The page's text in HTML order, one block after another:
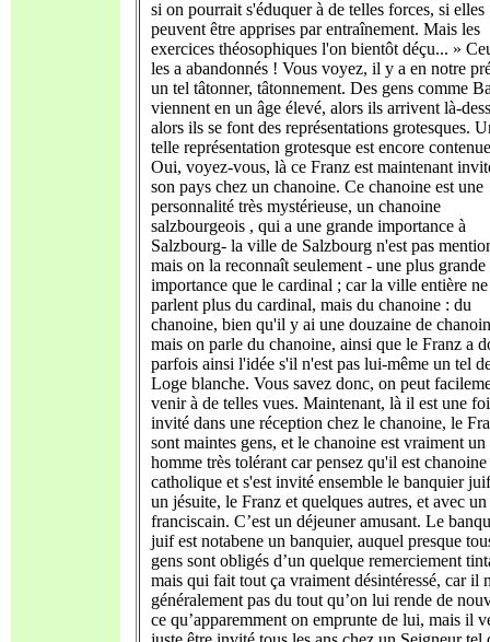
si on pourrait s'éduquer à de telles forces, si elles
peuvent être apprises par entraînement. Mais les
exercices théosophiques l'on bientôt déçu... »
les a abandonnés ! Vous voyez, il y a en notre
un tel tâtonner, tâtonnement. Des gens comme
viennent en un âge élevé, alors ils arrivent là-
alors ils se font des représentations grotesques.
telle représentation grotesque est encore
Oui, voyez-vous, là ce Franz est maintenant
son pays chez un chanoine. Ce chanoine est une
personnalité très mystérieuse, un chanoine
salzbourgeois , qui a une grande importance à
Salzbourg- la ville de Salzbourg n'est pas
mais on la reconnaît seulement - une plus grande
importance que le cardinal ; car la ville entière ne
parlent plus du cardinal, mais du chanoine : du
chanoine, bien qu'il y ai une douzaine de
mais on parle du chanoine, ainsi que le Franz a
parfois ainsi l'idée s'il n'est pas lui-même un tel
Loge blanche. Vous savez donc, on peut
venir à de telles vues. Maintenant, là il est une
invité dans une réception chez le chanoine, le
sont maintes gens, et le chanoine est vraiment un
homme très tolérant car pensez qu'il est chanoine
catholique et s'est invité ensemble le banquier
un jésuite, le Franz et quelques autres, et avec
franciscain. C’est un déjeuner amusant. Le
juif est notabene un banquier, auquel presque
gens sont obligés d’un quelque remerciement
mais qui fait tout ça vraiment désintéressé, car il
généralement pas du tout qu’on lui rende de
ce qu’apparemment on emprunte de lui, mais il